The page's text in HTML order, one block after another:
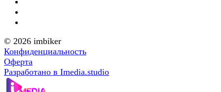
© 2026 imbiker
Конфиденциальность
Оферта
Разработано в Imedia.studio